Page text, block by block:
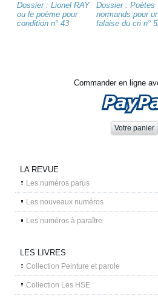
Dossier : Lionel RAY
ou le poème pour
condition n° 43
Dossier : Poètes
normands pour
falaise du cri n°
Commander en ligne
LA REVUE
Les numéros parus
Les nouveaux numéros
Les numéros à paraître
LES LIVRES
Collection Peinture et parole
Collection Les HSE